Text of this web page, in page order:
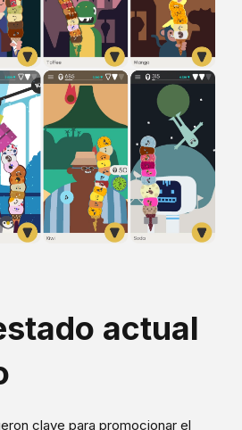
actual
clave para promocionar el